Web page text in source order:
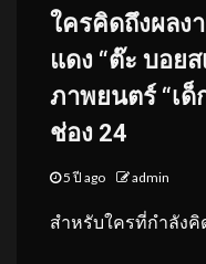
ใครคิดถึงผล
แดง “ต๊ะ บอยส
ภาพยนตร์ “เด็
ช่อง 24
5 ปี ago admin
สำหรับใครที่กำลังคิด